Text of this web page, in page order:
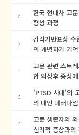
8
한국 현대사 고
형성 과정
7
감각기반표상 수
의 개념자기 기
고문 관련 스트
합 외상후 증상
5
'PTSD 시대'의
의 대안 패러다
4
고문 생존자의
심리적 증상과의